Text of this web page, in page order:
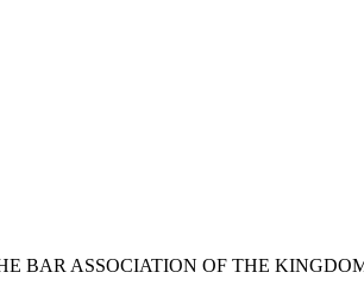
BAR ASSOCIATION OF THE